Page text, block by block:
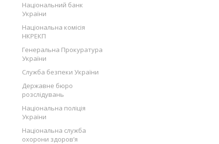
Національний банк
України
Національна комісія
НКРЕКП
Генеральна Прокуратура
України
Служба безпеки України
Державне бюро
розслідувань
Національна поліція
України
Національна служба
охорони здоров’я